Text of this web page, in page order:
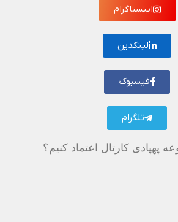
اینستاگرام
لینکدین
فیسبوک
تلگرام
پهپادی کارتال اعتماد کنیم؟